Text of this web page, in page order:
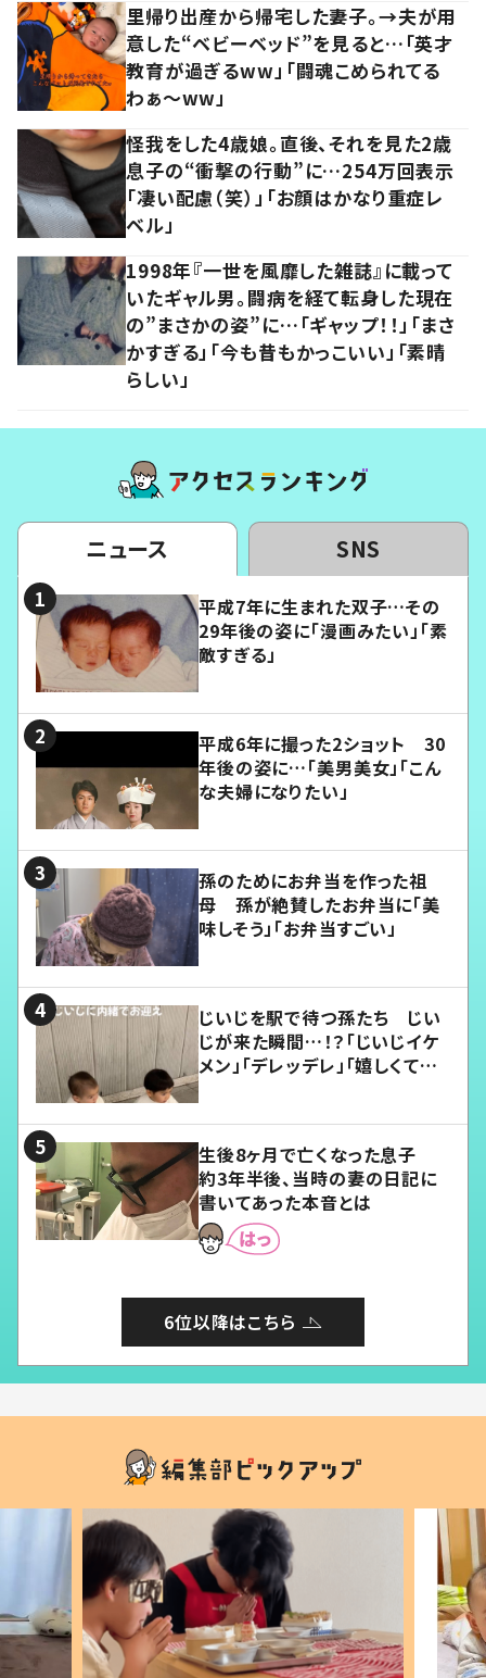
里帰り出産から帰宅した妻子。→夫が用
意した“ベビーベッド”を見ると…「英才
教育が過ぎるww」「闘魂こめられてる
わぁ～ww」
怪我をした4歳娘。直後、それを見た2歳
息子の“衝撃の行動”に…254万回表示
「凄い配慮（笑）」「お顔はかなり重症レ
ベル」
1998年『一世を風靡した雑誌』に載って
いたギャル男。闘病を経て転身した現在
の”まさかの姿”に…「ギャップ！！」「まさ
かすぎる」「今も昔もかっこいい」「素晴
らしい」
ニュース SNS
平成7年に生まれた双子…その
29年後の姿に「漫画みたい」「素
敵すぎる」
平成6年に撮った2ショット 30
年後の姿に…「美男美女」「こん
な夫婦になりたい」
孫のためにお弁当を作った祖
母 孫が絶賛したお弁当に「美
味しそう」「お弁当すごい」
じいじを駅で待つ孫たち じい
じが来た瞬間…！？「じいじイケ
メン」「デレッデレ」「嬉しくて可
生後8ヶ月で亡くなった息子
約3年半後、当時の妻の日記に
書いてあった本音とは
6位以降はこちら